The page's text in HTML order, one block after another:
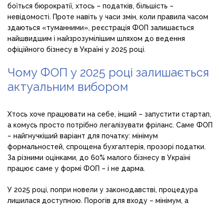
боїться бюрократії, хтось – податків, більшість –
невідомості. Проте навіть у часи змін, коли правила часом
здаються «туманними», реєстрація ФОП залишається
найшвидшим і найзрозумілішим шляхом до ведення
офіційного бізнесу в Україні у 2025 році.
Чому ФОП у 2025 році залишається
актуальним вибором
Хтось хоче працювати на себе, інший – запустити стартап,
а комусь просто потрібно легалізувати фріланс. Саме ФОП
– найгнучкіший варіант для початку: мінімум
формальностей, спрощена бухгалтерія, прозорі податки.
За різними оцінками, до 60% малого бізнесу в Україні
працює саме у формі ФОП – і не дарма.
У 2025 році, попри новели у законодавстві, процедура
лишилася доступною. Порогів для входу – мінімум, а